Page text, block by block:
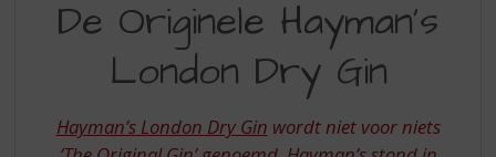
ORIGINELE
HAYMAN’S
DRY
De Originele Hayman’s
London Dry Gin
Hayman’s London Dry Gin wordt niet voor niets